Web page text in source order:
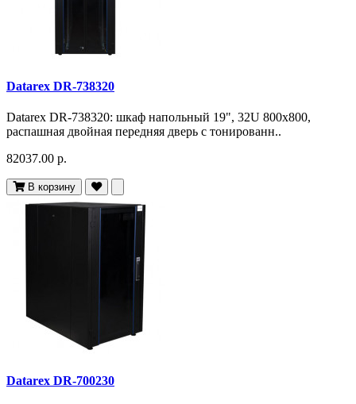
Datarex DR-738320
Datarex DR-738320: шкаф напольный 19", 32U 800х800,
распашная двойная передняя дверь с тонированн..
82037.00 р.
В корзину
Datarex DR-700230